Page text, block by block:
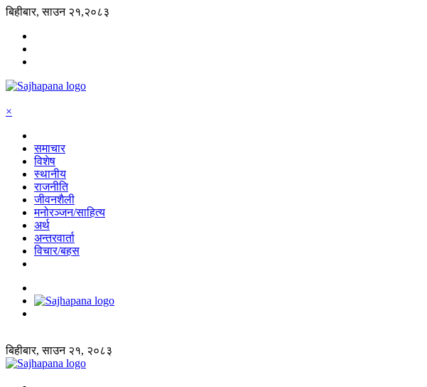
बिहीबार, साउन २१,२०८३
×
समाचार
विशेष
स्थानीय
राजनीति
जीवनशैली
मनोरञ्जन/साहित्य
अर्थ
अन्तरवार्ता
विचार/बहस
बिहीबार, साउन २१, २०८३